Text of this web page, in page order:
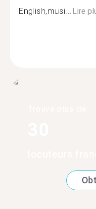
English,musi... Lire